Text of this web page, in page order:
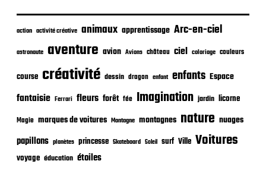
c
t
i
o
n
action activité créative animaux apprentissage Arc-en-ciel
astronaute aventure avion Avions château ciel coloriage couleurs
course créativité dessin dragon enfant enfants Espace
fantaisie Ferrari fleurs forêt fée Imagination jardin licorne
Magie marques de voitures Montagne montagnes nature nuages
papillons planètes princesse Skateboard Soleil surf Ville Voitures
voyage éducation étoiles